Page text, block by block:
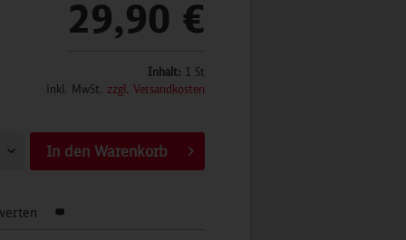
29,90 €
Inhalt: 1 St
inkl. MwSt. zzgl. Versandkosten
In den Warenkorb